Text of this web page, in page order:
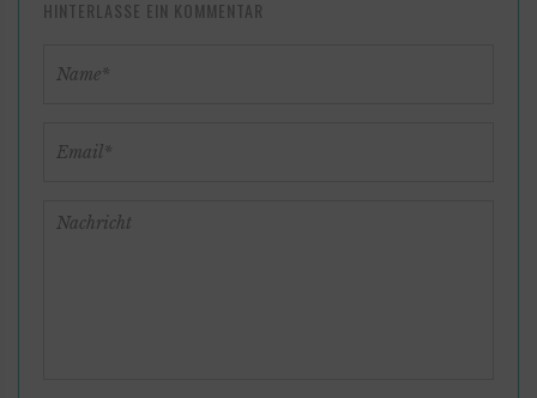
HINTERLASSE EIN KOMMENTAR